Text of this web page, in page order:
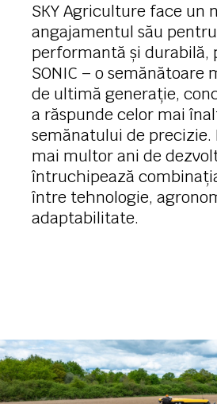
SKY Agriculture face un
angajamentul său
performantă și durabilă,
SONIC – o semănătoare
de ultimă generație,
a răspunde celor mai
semănatului de precizie.
mai multor ani de
întruchipează
între tehnologie,
adaptabilitate.